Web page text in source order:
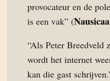
provocateur en de
is een vak” (
“Als Peter Breedveld
wordt het internet
kan die gast